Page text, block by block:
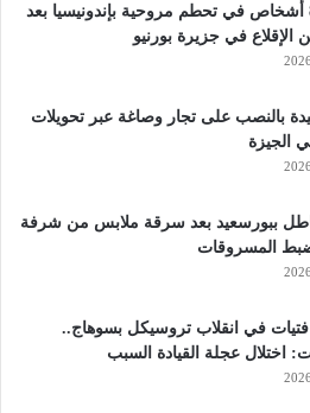
مصرع 8 أشخاص في تحطم مروحية بإندونيسيا بعد
الإقلاع في جزيرة بورنيو
بالنصب على تجار وصاغة عبر تحويلات
الجيزة
ببورسعيد بعد سرقة ملابس من شرفة
المسروقات
إصابة 8 فتيات في انقلاب تروسيكل بسوهاج..
اختلال عجلة القيادة السبب